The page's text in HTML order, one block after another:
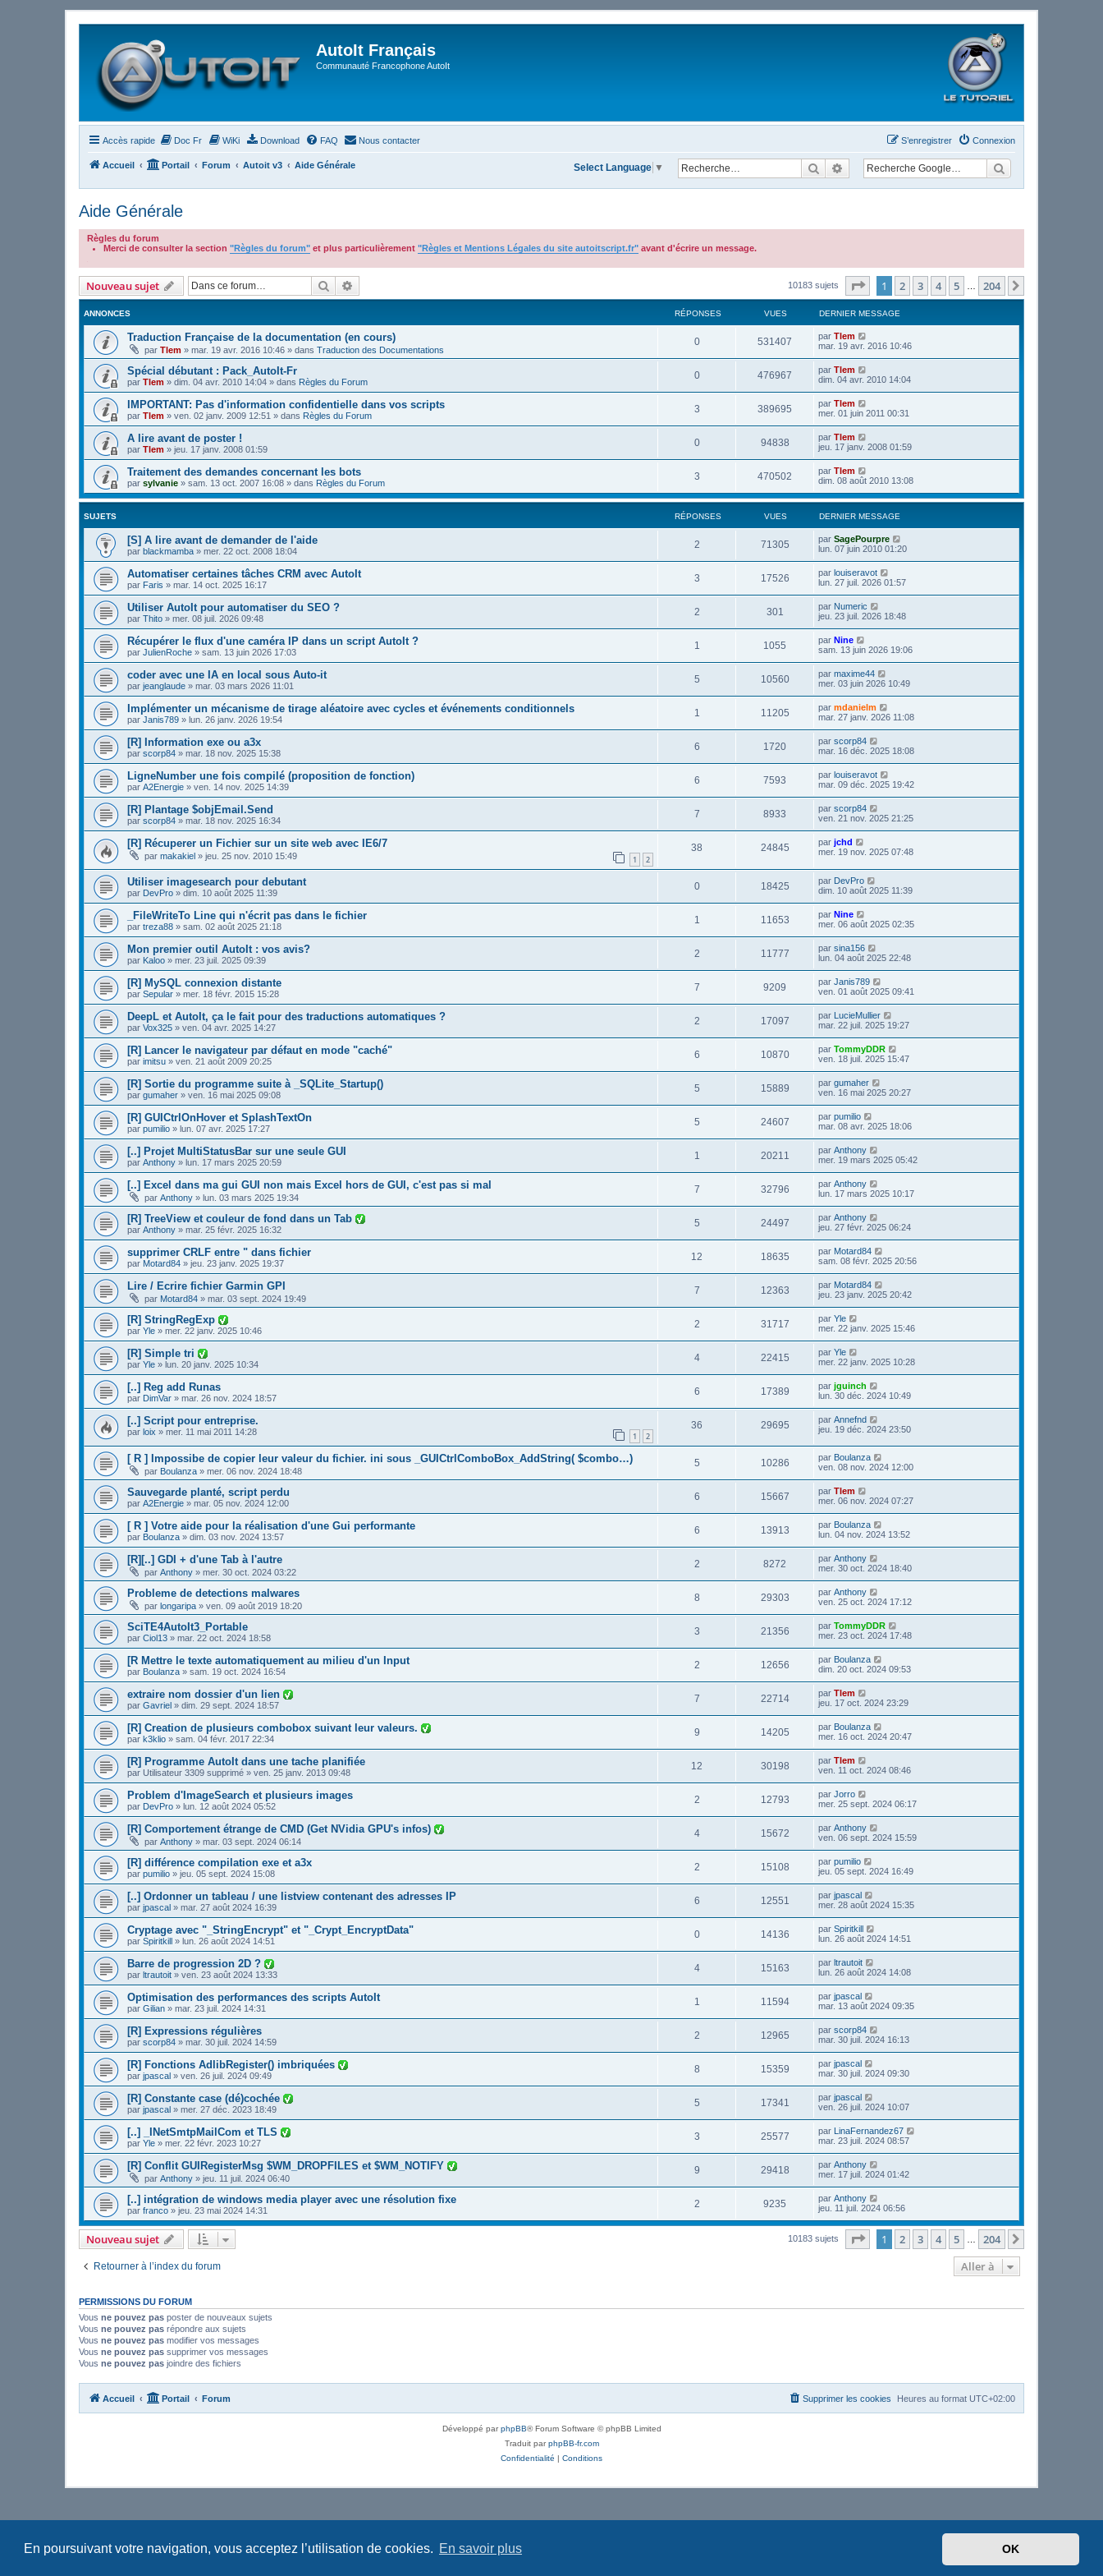
En poursuivant votre navigation, vous acceptez l’utilisation de cookies. En savoir plus OK
AutoIt Français
Communauté Francophone AutoIt
Accès rapide Doc Fr WiKi Download FAQ Nous contacter Connexion
S’enregistrer
Accueil Portail Forum Autoit v3 Aide Générale RechercherRecherche avancée
Select Language ▼
Aide Générale
Règles du forum
Merci de consulter la section "Règles du forum" et plus particulièrement "Règles et Mentions Légales du site autoitscript.fr" avant d'écrire un message.
Nouveau sujet Rechercher 10183 sujets Page sur204
1 2 3 4 5 204
ANNONCES RÉPONSES VUES DERNIER MESSAGE
Traduction Française de la documentation (en cours)
par Tlem » mar. 19 avr. 2016 10:46 » dans Traduction des Documentations
0 531407 par Tlem
mar. 19 avr. 2016 10:46
Spécial débutant : Pack_AutoIt-Fr
par Tlem » dim. 04 avr. 2010 14:04 » dans Règles du Forum
0 476967 par Tlem
dim. 04 avr. 2010 14:04
IMPORTANT: Pas d'information confidentielle dans vos scripts
par Tlem » ven. 02 janv. 2009 12:51 » dans Règles du Forum
3 389695 par Tlem
mer. 01 juin 2011 00:31
A lire avant de poster !
par Tlem » jeu. 17 janv. 2008 01:59
0 94838 par Tlem
jeu. 17 janv. 2008 01:59
Traitement des demandes concernant les bots
par sylvanie » sam. 13 oct. 2007 16:08 » dans Règles du Forum
3 470502 par Tlem
dim. 08 août 2010 13:08
SUJETS RÉPONSES VUES DERNIER MESSAGE
[S] A lire avant de demander de l'aide
par blackmamba » mer. 22 oct. 2008 18:04
2 71305 par SagePourpre
lun. 07 juin 2010 01:20
Automatiser certaines tâches CRM avec AutoIt
par Faris » mar. 14 oct. 2025 16:17
3 17526 par louiseravot
lun. 27 juil. 2026 01:57
Utiliser AutoIt pour automatiser du SEO ?
par Thito » mer. 08 juil. 2026 09:48
2 301 par Numeric
jeu. 23 juil. 2026 18:48
Récupérer le flux d'une caméra IP dans un script AutoIt ?
par JulienRoche » sam. 13 juin 2026 17:03
1 1055 par Nine
sam. 13 juin 2026 19:06
coder avec une IA en local sous Auto-it
par jeanglaude » mar. 03 mars 2026 11:01
5 10560 par maxime44
mer. 03 juin 2026 10:49
Implémenter un mécanisme de tirage aléatoire avec cycles et événements conditionnels
par Janis789 » lun. 26 janv. 2026 19:54
1 11205 par mdanielm
mar. 27 janv. 2026 11:08
[R] Information exe ou a3x
par scorp84 » mar. 18 nov. 2025 15:38
6 1720 par scorp84
mar. 16 déc. 2025 18:08
LigneNumber une fois compilé (proposition de fonction)
par A2Energie » ven. 14 nov. 2025 14:39
6 7593 par louiseravot
mar. 09 déc. 2025 19:42
[R] Plantage $objEmail.Send
par scorp84 » mar. 18 nov. 2025 16:34
7 8933 par scorp84
ven. 21 nov. 2025 21:25
[R] Récuperer un Fichier sur un site web avec IE6/7
par makakiel » jeu. 25 nov. 2010 15:49 1 2
38 24845 par jchd
mer. 19 nov. 2025 07:48
Utiliser imagesearch pour debutant
par DevPro » dim. 10 août 2025 11:39
0 18425 par DevPro
dim. 10 août 2025 11:39
_FileWriteTo Line qui n'écrit pas dans le fichier
par treza88 » sam. 02 août 2025 21:18
1 11653 par Nine
mer. 06 août 2025 02:35
Mon premier outil AutoIt : vos avis?
par Kaloo » mer. 23 juil. 2025 09:39
2 11777 par sina156
lun. 04 août 2025 22:48
[R] MySQL connexion distante
par Sepular » mer. 18 févr. 2015 15:28
7 9209 par Janis789
ven. 01 août 2025 09:41
DeepL et AutoIt, ça le fait pour des traductions automatiques ?
par Vox325 » ven. 04 avr. 2025 14:27
2 17097 par LucieMullier
mar. 22 juil. 2025 19:27
[R] Lancer le navigateur par défaut en mode "caché"
par imitsu » ven. 21 août 2009 20:25
6 10870 par TommyDDR
ven. 18 juil. 2025 15:47
[R] Sortie du programme suite à _SQLite_Startup()
par gumaher » ven. 16 mai 2025 09:08
5 15889 par gumaher
ven. 16 mai 2025 20:27
[R] GUICtrlOnHover et SplashTextOn
par pumilio » lun. 07 avr. 2025 17:27
5 24607 par pumilio
mar. 08 avr. 2025 18:06
[..] Projet MultiStatusBar sur une seule GUI
par Anthony » lun. 17 mars 2025 20:59
1 20211 par Anthony
mer. 19 mars 2025 05:42
[..] Excel dans ma gui GUI non mais Excel hors de GUI, c'est pas si mal
par Anthony » lun. 03 mars 2025 19:34
7 32796 par Anthony
lun. 17 mars 2025 10:17
[R] TreeView et couleur de fond dans un Tab
par Anthony » mar. 25 févr. 2025 16:32
5 24497 par Anthony
jeu. 27 févr. 2025 06:24
supprimer CRLF entre " dans fichier
par Motard84 » jeu. 23 janv. 2025 19:37
12 18635 par Motard84
sam. 08 févr. 2025 20:56
Lire / Ecrire fichier Garmin GPI
par Motard84 » mar. 03 sept. 2024 19:49
7 12363 par Motard84
jeu. 23 janv. 2025 20:42
[R] StringRegExp
par Yle » mer. 22 janv. 2025 10:46
2 31717 par Yle
mer. 22 janv. 2025 15:46
[R] Simple tri
par Yle » lun. 20 janv. 2025 10:34
4 22415 par Yle
mer. 22 janv. 2025 10:28
[..] Reg add Runas
par DimVar » mar. 26 nov. 2024 18:57
6 17389 par jguinch
lun. 30 déc. 2024 10:49
[..] Script pour entreprise.
par loix » mer. 11 mai 2011 14:28 1 2
36 29695 par Annefnd
jeu. 19 déc. 2024 23:50
[ R ] Impossibe de copier leur valeur du fichier. ini sous _GUICtrlComboBox_AddString( $combo…)
par Boulanza » mer. 06 nov. 2024 18:48
5 10286 par Boulanza
ven. 08 nov. 2024 12:00
Sauvegarde planté, script perdu
par A2Energie » mar. 05 nov. 2024 12:00
6 15667 par Tlem
mer. 06 nov. 2024 07:27
[ R ] Votre aide pour la réalisation d'une Gui performante
par Boulanza » dim. 03 nov. 2024 13:57
6 13913 par Boulanza
lun. 04 nov. 2024 13:52
[R][..] GDI + d'une Tab à l'autre
par Anthony » mer. 30 oct. 2024 03:22
2 8272 par Anthony
mer. 30 oct. 2024 18:40
Probleme de detections malwares
par longaripa » ven. 09 août 2019 18:20
8 29303 par Anthony
ven. 25 oct. 2024 17:12
SciTE4AutoIt3_Portable
par Ciol13 » mar. 22 oct. 2024 18:58
3 21356 par TommyDDR
mer. 23 oct. 2024 17:48
[R Mettre le texte automatiquement au milieu d'un Input
par Boulanza » sam. 19 oct. 2024 16:54
2 12656 par Boulanza
dim. 20 oct. 2024 09:53
extraire nom dossier d'un lien
par Gavriel » dim. 29 sept. 2024 18:57
7 22714 par Tlem
jeu. 17 oct. 2024 23:29
[R] Creation de plusieurs combobox suivant leur valeurs.
par k3klio » sam. 04 févr. 2017 22:34
9 14205 par Boulanza
mer. 16 oct. 2024 20:47
[R] Programme AutoIt dans une tache planifiée
par Utilisateur 3309 supprimé » ven. 25 janv. 2013 09:48
12 30198 par Tlem
ven. 11 oct. 2024 08:46
Problem d'ImageSearch et plusieurs images
par DevPro » lun. 12 août 2024 05:52
2 12793 par Jorro
mer. 25 sept. 2024 06:17
[R] Comportement étrange de CMD (Get NVidia GPU's infos)
par Anthony » mar. 03 sept. 2024 06:14
4 15672 par Anthony
ven. 06 sept. 2024 15:59
[R] différence compilation exe et a3x
par pumilio » jeu. 05 sept. 2024 15:08
2 15108 par pumilio
jeu. 05 sept. 2024 16:49
[..] Ordonner un tableau / une listview contenant des adresses IP
par jpascal » mar. 27 août 2024 16:39
6 12551 par jpascal
mer. 28 août 2024 15:35
Cryptage avec "_StringEncrypt" et "_Crypt_EncryptData"
par Spiritkill » lun. 26 août 2024 14:51
0 14136 par Spiritkill
lun. 26 août 2024 14:51
Barre de progression 2D ?
par ltrautoit » ven. 23 août 2024 13:33
4 15163 par ltrautoit
lun. 26 août 2024 14:08
Optimisation des performances des scripts AutoIt
par Gilian » mar. 23 juil. 2024 14:31
1 11594 par jpascal
mar. 13 août 2024 09:35
[R] Expressions régulières
par scorp84 » mar. 30 juil. 2024 14:59
2 12965 par scorp84
mar. 30 juil. 2024 16:13
[R] Fonctions AdlibRegister() imbriquées
par jpascal » ven. 26 juil. 2024 09:49
8 15359 par jpascal
mar. 30 juil. 2024 09:30
[R] Constante case (dé)cochée
par jpascal » mer. 27 déc. 2023 18:49
5 17341 par jpascal
ven. 26 juil. 2024 10:07
[..] _INetSmtpMailCom et TLS
par Yle » mer. 22 févr. 2023 10:27
3 25577 par
LinaFernandez67
mar. 23 juil. 2024 08:57
[R] Conflit GUIRegisterMsg $WM_DROPFILES et $WM_NOTIFY
par Anthony » jeu. 11 juil. 2024 06:40
9 29418 par Anthony
mer. 17 juil. 2024 01:42
[..] intégration de windows media player avec une résolution fixe
par franco » jeu. 23 mai 2024 14:31
2 9235 par Anthony
jeu. 11 juil. 2024 06:56
Nouveau sujet 10183 sujets Page sur204
1 2 3 4 5 204
Retourner à l’index du forum Aller à
PERMISSIONS DU FORUM
Vous ne pouvez pas poster de nouveaux sujets
Vous ne pouvez pas répondre aux sujets
Vous ne pouvez pas modifier vos messages
Vous ne pouvez pas supprimer vos messages
Vous ne pouvez pas joindre des fichiers
Accueil Portail Forum Heures au format UTC+02:00
Supprimer les cookies
Développé parphpBB® Forum Software © phpBB Limited
Traduit parphpBB-fr.com
Confidentialité | Conditions